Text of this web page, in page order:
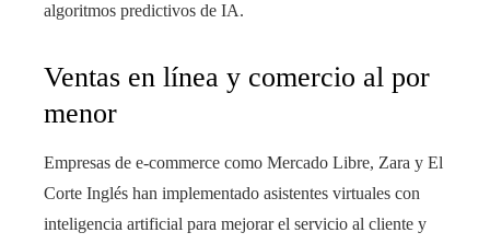
algoritmos predictivos de IA.
Ventas en línea y comercio al por
menor
Empresas de e-commerce como Mercado Libre, Zara y El
Corte Inglés han implementado asistentes virtuales con
inteligencia artificial para mejorar el servicio al cliente y